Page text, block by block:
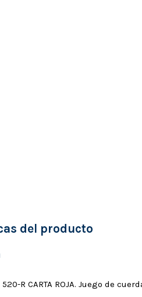
del producto
520-R CARTA ROJA. Juego de